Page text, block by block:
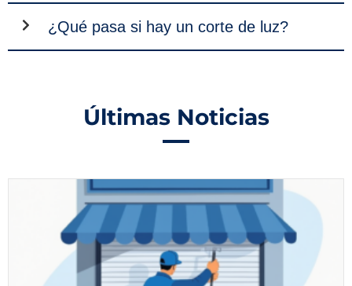
¿Qué pasa si hay un corte de luz?
Últimas Noticias